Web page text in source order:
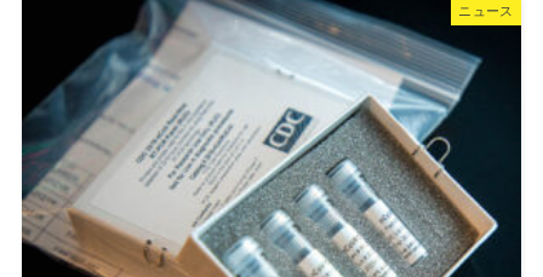
ニュース